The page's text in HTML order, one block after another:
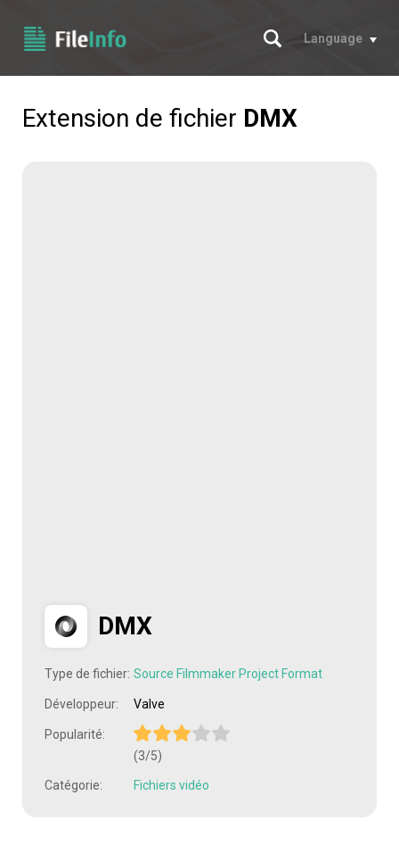
Chercher
Language
Extension de fichier DMX
DMX
Type de fichier: Source Filmmaker Project Format
Développeur: Valve
Popularité:
(3/5)
Catégorie: Fichiers vidéo